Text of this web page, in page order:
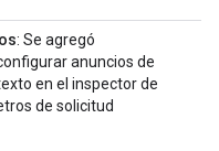
: Se agregó
anuncios de
en el inspector de
de solicitud